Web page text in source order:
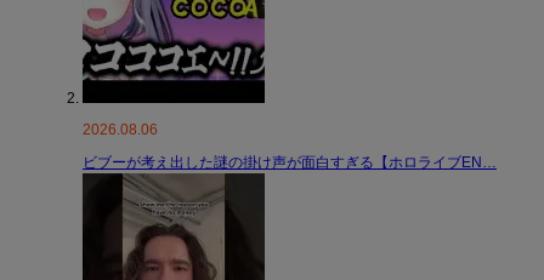
2026.08.06
ビブーが考え出した謎の掛け声が面白すぎる【ホロライブEN…